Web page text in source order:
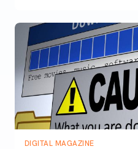
DIGITAL MAGAZINE